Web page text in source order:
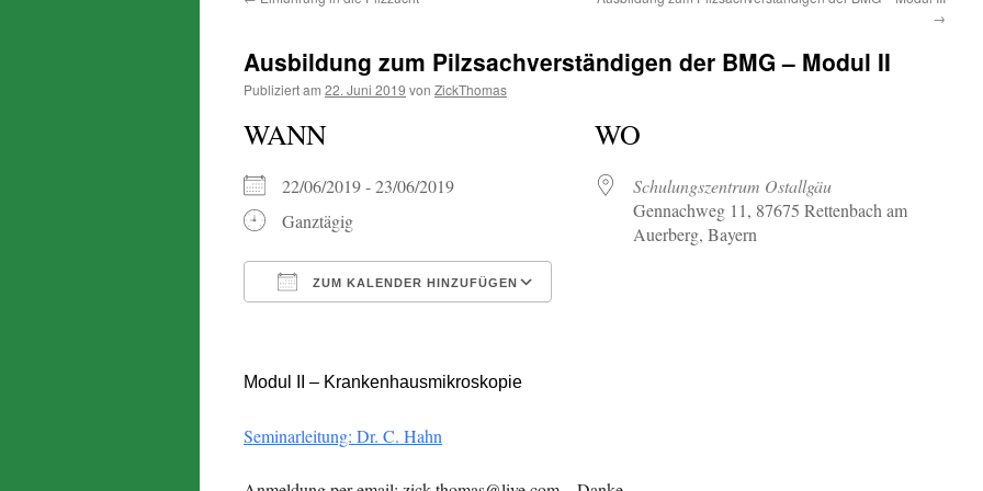
→
Ausbildung zum Pilzsachverständigen der BMG – Modul II
Publiziert am 22. Juni 2019 von ZickThomas
WANN
22/06/2019 - 23/06/2019
Ganztägig
ZUM KALENDER HINZUFÜGEN
WO
Schulungszentrum Ostallgäu
Gennachweg 11, 87675 Rettenbach am
Auerberg, Bayern
Modul II – Krankenhausmikroskopie
Seminarleitung: Dr. C. Hahn